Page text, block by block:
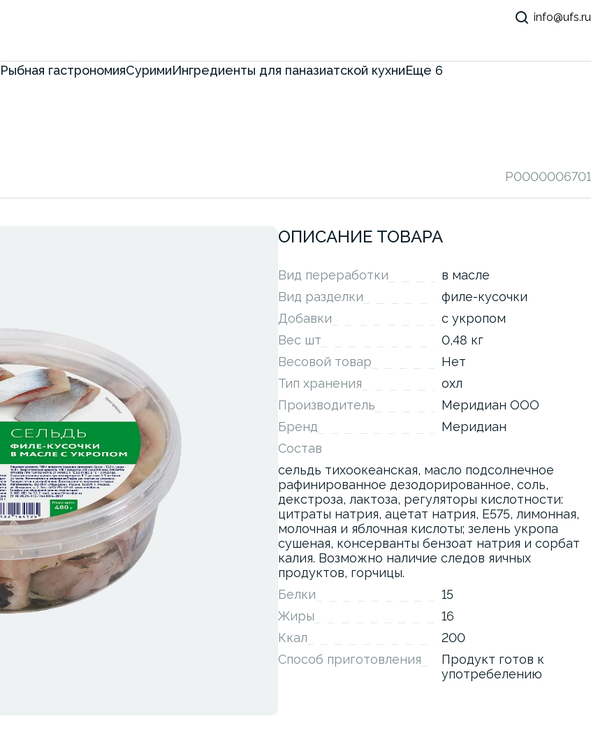
info@ufs.ru
Рыбная гастрономияСуримиИнгредиенты для паназиатской кухниЕще 6
P0000006701
ОПИСАНИЕ ТОВАРА
Вид переработки
в масле
Вид разделки
филе-кусочки
Добавки
с укропом
Вес шт
0,48 кг
Весовой товар
Нет
Тип хранения
охл
Производитель
Меридиан ООО
Бренд
Меридиан
Состав
сельдь тихоокеанская, масло подсолнечное
рафинированное дезодорированное, соль,
декстроза, лактоза, регуляторы кислотности:
цитраты натрия, ацетат натрия, Е575, лимонная,
молочная и яблочная кислоты; зелень укропа
сушеная, консерванты бензоат натрия и сорбат
калия. Возможно наличие следов яичных
продуктов, горчицы.
Белки
15
Жиры
16
Ккал
200
Способ приготовления
Продукт готов к
употребелению